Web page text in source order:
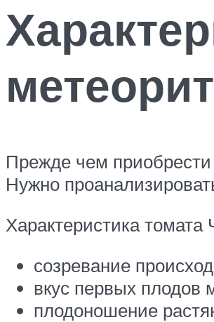
метеорит
Прежде чем приобрести
Нужно
Характеристика томата
созревание
вкус первых плодов
плодоношение